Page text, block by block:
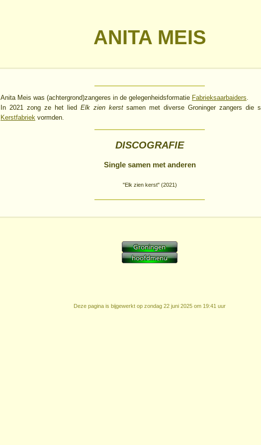
ANITA MEIS
Anita Meis was (achtergrond)zangeres in de gelegenheidsformatie Fabrieksaarbaiders
In 2021 zong ze het lied Elk zien kerstsamen met diverse Groninger zangers die
Kerstfabriek vormden.
DISCOGRAFIE
Single samen met anderen
"Elk zien kerst" (2021)
Deze pagina is bijgewerkt op zondag 22 juni 2025 om 19:41 uur